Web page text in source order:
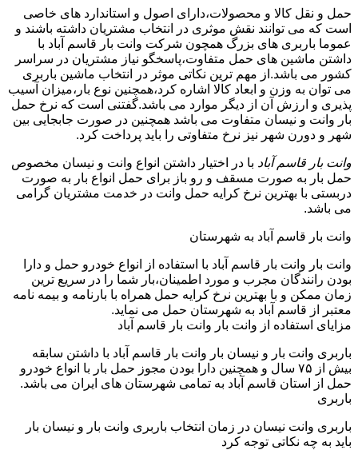
حمل و نقل کالا و محصولات،دارای اصول و استاندارد های خاصی
است که می توانند نقش موثری در انتخاب مشتریان داشته باشند و
عموما باربری های بزرگ همچون شرکت وانت بار قاسم آباد با
داشتن ماشین های حمل متفاوت،پاسخگو نیاز مشتریان در سراسر
کشور می باشد.از مهم ترین نکاتی موثر در انتخاب ماشین باربری
می توان به وزن و ابعاد کالا اشاره کرد،همچنین نوع بار،میزان آسیب
پذیری و ارزش آن از دیگر موارد می باشد.گفتنی است که نرخ حمل
بار وانت و نیسان متفاوت می باشد همچنین در صورت جابجایی بین
شهر و دورن شهر نیز نرخ متفاوتی را باید پرداخت کرد.
وانت بار قاسم آباد با در اختیار داشتن انواع وانت و نیسان مخصوص
حمل بار به صورت مسقف و رو باز برای حمل انواع بار به صورت
دربستی با بهترین نرخ کرایه حمل وانت در خدمت مشتریان گرامی
می باشد.
وانت بار قاسم آباد به شهرستان
وانت بار وانت بار قاسم آباد با استفاده از انواع خودرو حمل و دارا
بودن رانندگان مجرب و مورد اطمینان،بار شما را در سریع ترین
زمان ممکن و با بهترین نرخ کرایه حمل همراه با بارنامه و بیمه نامه
معتبر از قاسم آباد به شهرستان حمل می نماید.
مزایای استفاده از وانت بار وانت بار قاسم آباد
باربری وانت بار و نیسان بار وانت بار قاسم آباد با داشتن سابقه
بیش از ۷۵ سال و همچنین دارا بودن مجوز حمل بار با انواع خودرو
حمل از استان قاسم آباد به تمامی شهرستان های ایران می باشد.
باربری
باربری وانت نیسان در زمان انتخاب باربری وانت بار و نیسان بار
باید به چه نکاتی توجه کرد